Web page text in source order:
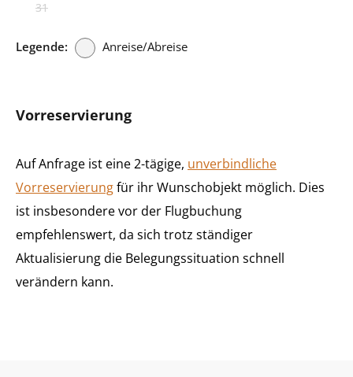
31
Legende: Anreise/Abreise
Vorreservierung
Auf Anfrage ist eine 2-tägige, unverbindliche
Vorreservierungfür ihr Wunschobjekt möglich. Dies
ist insbesondere vor der Flugbuchung
empfehlenswert, da sich trotz ständiger
Aktualisierung die Belegungssituation schnell
verändern kann.